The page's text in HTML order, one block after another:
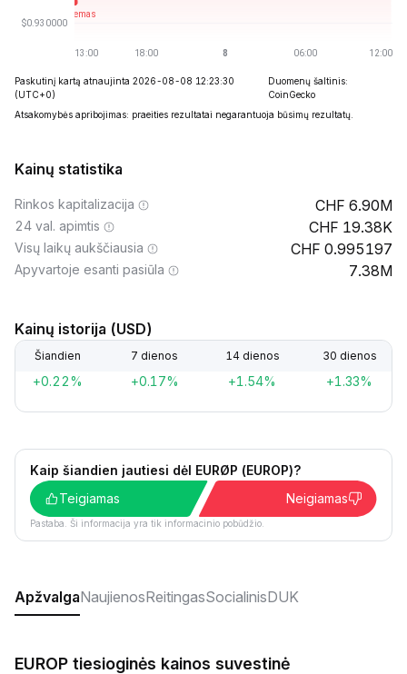
Paskutinį kartą atnaujinta 2026-08-08 12:23:30
(UTC+0)
Duomenų šaltinis:
CoinGecko
Atsakomybės apribojimas: praeities rezultatai negarantuoja būsimų rezultatų.
Kainų statistika
Rinkos kapitalizacija 6.90M
24 val. apimtis 19.38K
Visų laikų aukščiausia 0.995197
Apyvartoje esanti pasiūla 7.38M
Kainų istorija (USD)
Šiandien 7 dienos 14 dienos 30 dienos
+0.22% +0.17% +1.54% +1.33%
Kaip šiandien jautiesi dėl EURØP (EUROP)?
Teigiamas
Neigiamas
Pastaba. Ši informacija yra tik informacinio pobūdžio.
ApžvalgaNaujienosReitingasSocialinisDUK
EUROP tiesioginės kainos suvestinė